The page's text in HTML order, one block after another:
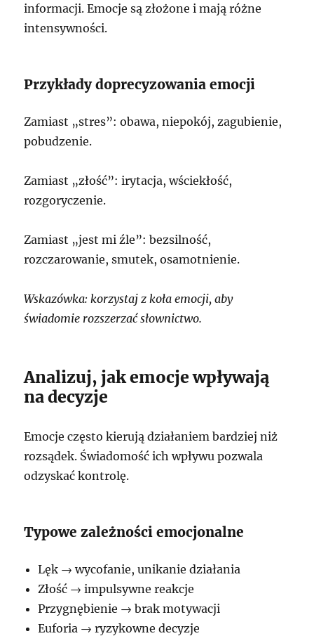
informacji. Emocje są złożone i mają różne
intensywności.
Przykłady doprecyzowania emocji
Zamiast „stres”: obawa, niepokój, zagubienie,
pobudzenie.
Zamiast „złość”: irytacja, wściekłość,
rozgoryczenie.
Zamiast „jest mi źle”: bezsilność,
rozczarowanie, smutek, osamotnienie.
Wskazówka: korzystaj z koła emocji, aby
świadomie rozszerzać słownictwo.
Analizuj, jak emocje wpływają
na decyzje
Emocje często kierują działaniem bardziej niż
rozsądek. Świadomość ich wpływu pozwala
odzyskać kontrolę.
Typowe zależności emocjonalne
Lęk → wycofanie, unikanie działania
Złość → impulsywne reakcje
Przygnębienie → brak motywacji
Euforia → ryzykowne decyzje